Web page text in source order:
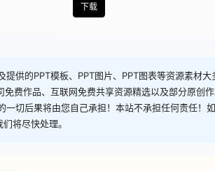
下载
提供的PPT模板、PPT图片、PPT图表等资源素材
免费作品、互联网免费共享资源精选以及部分原创
一切后果将由您自己承担！本站不承担任何责任！
将尽快处理。